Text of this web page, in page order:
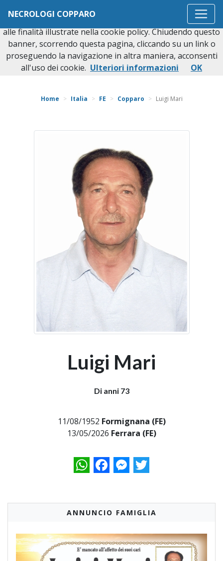
NECROLOGI COPPARO
Torna indietro
Home Italia FE Copparo Luigi Mari
Luigi Mari
Di anni 73
11/08/1952 Formignana (FE)
13/05/2026 Ferrara (FE)
WhatsAppFacebookMessenger
Twitter
ANNUNCIO FAMIGLIA
Questo sito o gli strumenti terzi da questo utilizzati si
avvalgono di cookie necessari al funzionamento ed utili
alle finalità illustrate nella cookie policy. Chiudendo questo
banner, scorrendo questa pagina, cliccando su un link o
proseguendo la navigazione in altra maniera, acconsenti
all'uso dei cookie. Ulteriori informazioni OK